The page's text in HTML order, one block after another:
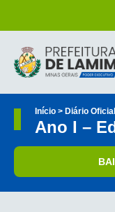
Início > Diário Oficial
Ano I –